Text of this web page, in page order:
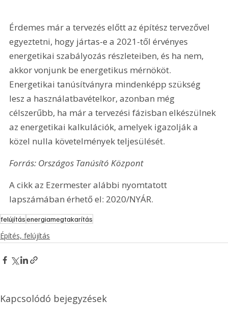
Érdemes már a tervezés előtt az építész tervezővel
egyeztetni, hogy jártas-e a 2021-től érvényes
energetikai szabályozás részleteiben, és ha nem,
akkor vonjunk be energetikus mérnököt.
Energetikai tanúsítványra mindenképp szükség
lesz a használatbavételkor, azonban még
célszerűbb, ha már a tervezési fázisban elkészülnek
az energetikai kalkulációk, amelyek igazolják a
közel nulla követelmények teljesülését.
Forrás: Országos Tanúsító Központ
A cikk az Ezermester alábbi nyomtatott
lapszámában érhető el: 2020/NYÁR.
felújításenergiamegtakarítás
Építés, felújítás
Kapcsolódó bejegyzések